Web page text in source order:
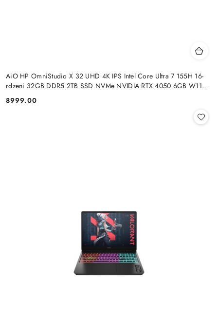
AiO HP OmniStudio X 32 UHD 4K IPS Intel Core Ultra 7 155H 16-
rdzeni 32GB DDR5 2TB SSD NVMe NVIDIA RTX 4050 6GB W11
Cena:
8999.00